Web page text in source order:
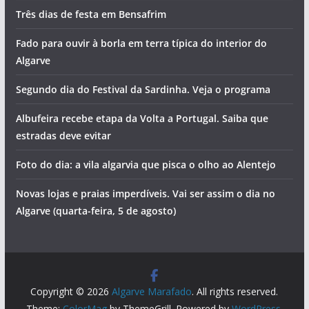
Três dias de festa em Bensafrim
Fado para ouvir à borla em terra típica do interior do
Algarve
Segundo dia do Festival da Sardinha. Veja o programa
Albufeira recebe etapa da Volta a Portugal. Saiba que
estradas deve evitar
Foto do dia: a vila algarvia que pisca o olho ao Alentejo
Novas lojas e praias imperdíveis. Vai ser assim o dia no
Algarve (quarta-feira, 5 de agosto)
Copyright © 2026Algarve Marafado. All rights reserved.